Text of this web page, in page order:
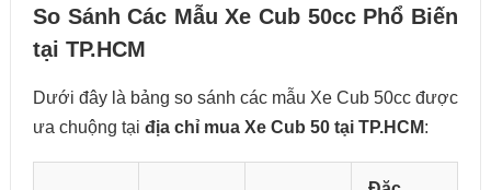
So Sánh Các Mẫu Xe Cub 50cc Phổ Biến
tại TP.HCM
Dưới đây là bảng so sánh các mẫu Xe Cub 50cc được
ưa chuộng tại địa chỉ mua Xe Cub 50 tại TP.HCM: